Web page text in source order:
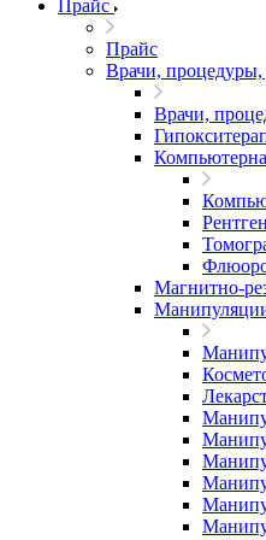
Прайс
Прайс
Врачи, процедуры,
Врачи,
Магнитно-